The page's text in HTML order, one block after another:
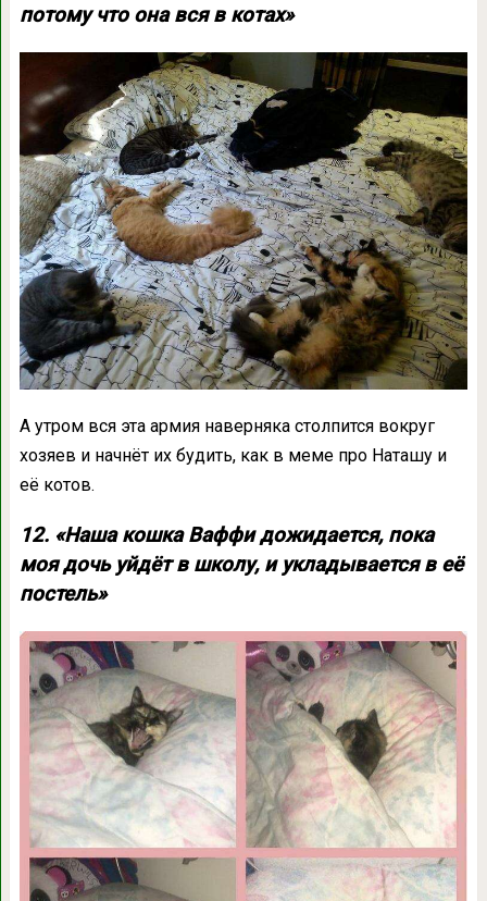
потому что она вся в котах»
А утром вся эта армия наверняка столпится вокруг
хозяев и начнёт их будить, как в меме про Наташу и
её котов.
12. «Наша кошка Ваффи дожидается, пока
моя дочь уйдёт в школу, и укладывается в её
постель»